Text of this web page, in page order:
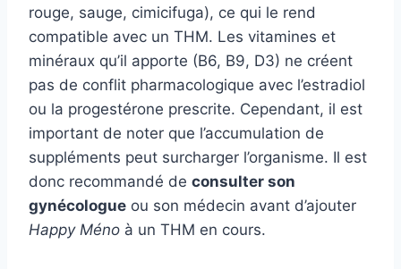
rouge, sauge, cimicifuga), ce qui le rend
compatible avec un THM. Les vitamines et
minéraux qu’il apporte (B6, B9, D3) ne créent
pas de conflit pharmacologique avec l’estradiol
ou la progestérone prescrite. Cependant, il est
important de noter que l’accumulation de
suppléments peut surcharger l’organisme. Il est
donc recommandé de consulter son
gynécologue ou son médecin avant d’ajouter
Happy Méno à un THM en cours.